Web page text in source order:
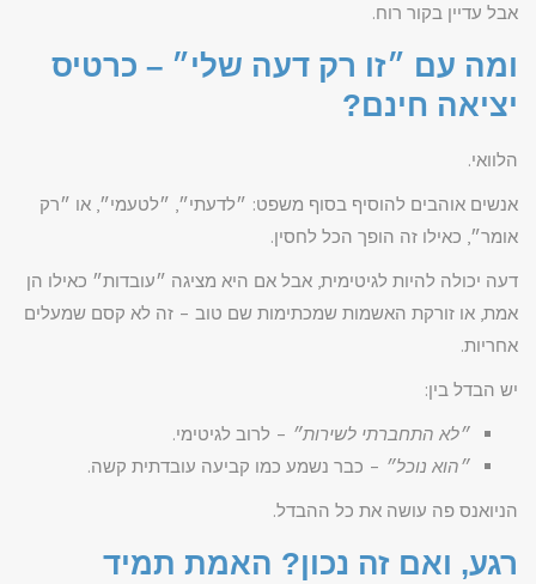
אבל עדיין בקור רוח.
ומה עם ״זו רק דעה שלי״ – כרטיס
יציאה חינם?
הלוואי.
אנשים אוהבים להוסיף בסוף משפט: ״לדעתי״, ״לטעמי״, או ״רק
אומר״, כאילו זה הופך הכל לחסין.
דעה יכולה להיות לגיטימית, אבל אם היא מציגה ״עובדות״ כאילו הן
אמת, או זורקת האשמות שמכתימות שם טוב – זה לא קסם שמעלים
אחריות.
יש הבדל בין:
״לא התחברתי לשירות״ – לרוב לגיטימי.
״הוא נוכל״ – כבר נשמע כמו קביעה עובדתית קשה.
הניואנס פה עושה את כל ההבדל.
רגע, ואם זה נכון? האמת תמיד